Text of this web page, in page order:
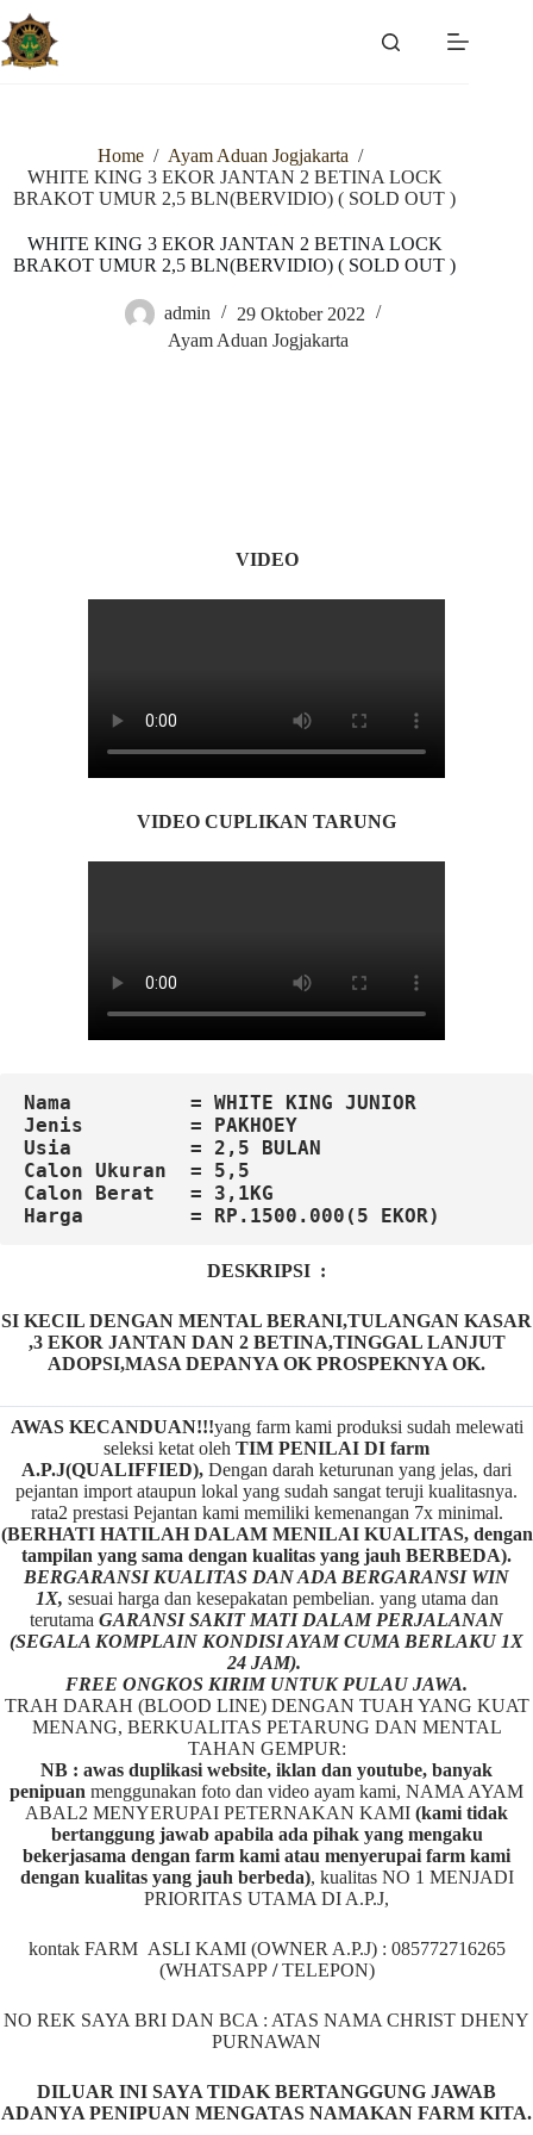
Skip
to
content
Home / Ayam Aduan Jogjakarta /
WHITE KING 3 EKOR JANTAN 2 BETINA LOCK
BRAKOT UMUR 2,5 BLN(BERVIDIO) ( SOLD OUT )
WHITE KING 3 EKOR JANTAN 2 BETINA LOCK
BRAKOT UMUR 2,5 BLN(BERVIDIO) ( SOLD OUT )
admin
29 Oktober 2022
Ayam Aduan Jogjakarta
VIDEO
VIDEO CUPLIKAN TARUNG
Nama          = WHITE KING JUNIOR
Jenis         = PAKHOEY
Usia          = 2,5 BULAN
Calon Ukuran  = 5,5
Harga         = RP.1500.000(5 EKOR)
DESKRIPSI :
SI KECIL DENGAN MENTAL BERANI,TULANGAN KASAR
,3 EKOR JANTAN DAN 2 BETINA,TINGGAL LANJUT
ADOPSI,MASA DEPANYA OK PROSPEKNYA OK.
AWAS KECANDUAN!!!yang farm kami produksi sudah melewati
seleksi ketat oleh TIM PENILAI DI farm
A.P.J(QUALIFFIED), Dengan darah keturunan yang jelas, dari
pejantan import ataupun lokal yang sudah sangat teruji kualitasnya.
rata2 prestasi Pejantan kami memiliki kemenangan 7x minimal.
(BERHATI HATILAH DALAM MENILAI KUALITAS, dengan
tampilan yang sama dengan kualitas yang jauh BERBEDA).
BERGARANSI KUALITAS DAN ADA BERGARANSI WIN
1X, sesuai harga dan kesepakatan pembelian. yang utama dan
terutama GARANSI SAKIT MATI DALAM PERJALANAN
(SEGALA KOMPLAIN KONDISI AYAM CUMA BERLAKU 1X
24 JAM).
FREE ONGKOS KIRIM UNTUK PULAU JAWA.
TRAH DARAH (BLOOD LINE) DENGAN TUAH YANG KUAT
MENANG, BERKUALITAS PETARUNG DAN MENTAL
TAHAN GEMPUR:
NB : awas duplikasi website, iklan dan youtube, banyak
penipuan menggunakan foto dan video ayam kami, NAMA AYAM
ABAL2 MENYERUPAI PETERNAKAN KAMI (kami tidak
bertanggung jawab apabila ada pihak yang mengaku
bekerjasama dengan farm kami atau menyerupai farm kami
dengan kualitas yang jauh berbeda), kualitas NO 1 MENJADI
PRIORITAS UTAMA DI A.P.J,
kontak FARM ASLI KAMI (OWNER A.P.J) : 085772716265
(WHATSAPP /TELEPON)
NO REK SAYA BRI DAN BCA : ATAS NAMA CHRIST DHENY
PURNAWAN
DILUAR INI SAYA TIDAK BERTANGGUNG JAWAB
ADANYA PENIPUAN MENGATAS NAMAKAN FARM KITA.